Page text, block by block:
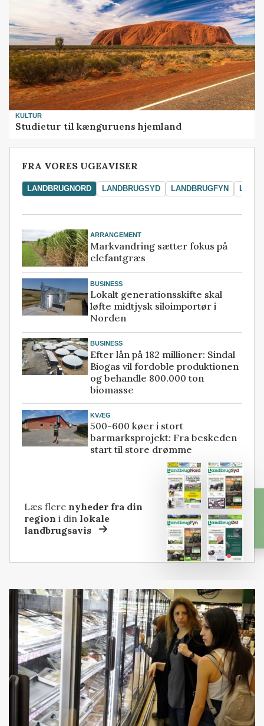
KULTUR
Studietur til kænguruens hjemland
FRA VORES UGEAVISER
LANDBRUGNORD LANDBRUGSYD LANDBRUGFYN
ARRANGEMENT
Markvandring sætter fokus på
elefantgræs
BUSINESS
Lokalt generationsskifte skal
løfte midtjysk siloimportør i
Norden
BUSINESS
Efter lån på 182 millioner: Sindal
Biogas vil fordoble produktionen
og behandle 800.000 ton
biomasse
KVÆG
500-600 køer i stort
barmarksprojekt: Fra beskeden
start til store drømme
Læs flere nyheder fra din
region i dinlokale
landbrugsavis